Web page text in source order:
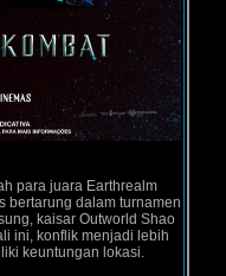
para juara Earthrealm
bertarung dalam turnamen
kaisar Outworld Shao
ini, konflik menjadi lebih
keuntungan lokasi.